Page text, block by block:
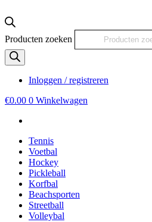
Producten zoeken
Inloggen / registreren
€0.00 0 Winkelwagen
Tennis
Voetbal
Hockey
Pickleball
Korfbal
Beachsporten
Streetball
Volleybal